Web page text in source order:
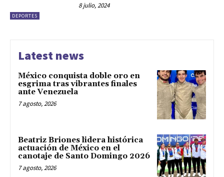
DEPORTES
8 julio, 2024
Latest news
México conquista doble oro en
esgrima tras vibrantes finales
ante Venezuela
7 agosto, 2026
Beatriz Briones lidera histórica
actuación de México en el
canotaje de Santo Domingo 2026
7 agosto, 2026